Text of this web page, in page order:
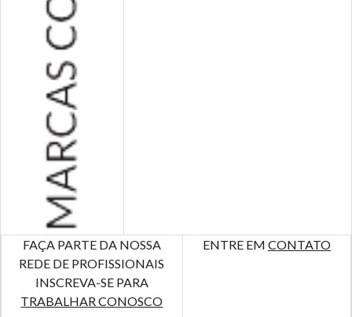
FAÇA PARTE DA NOSSA
REDE DE PROFISSIONAIS
INSCREVA-SE PARA
TRABALHAR CONOSCO
ENTRE EM CONTATO